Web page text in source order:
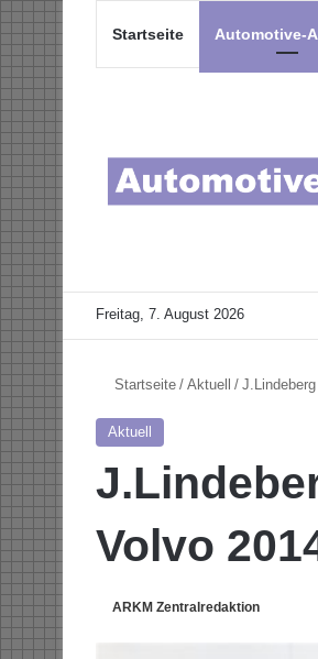
Startseite Automotive-
Freitag, 7. August 2026
Startseite / Aktuell /
Aktuell
Volvo
ARKM Zentralredaktion